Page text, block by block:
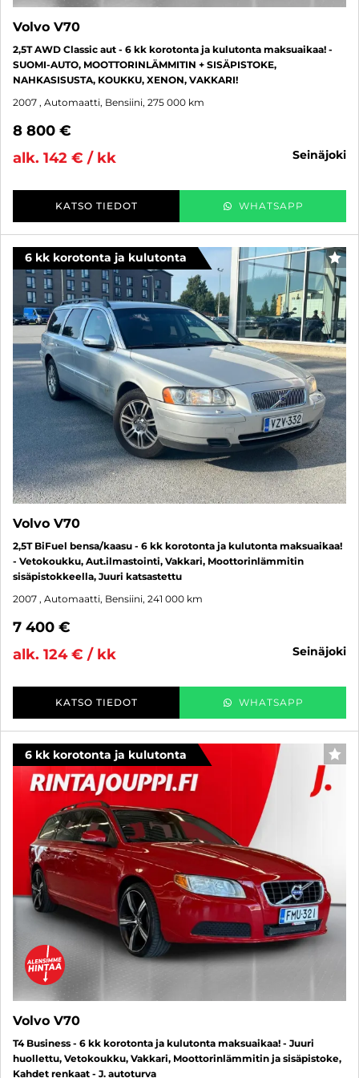
Volvo V70
2,5T AWD Classic aut - 6 kk korotonta ja kulutonta maksuaikaa! -
SUOMI-AUTO, MOOTTORINLÄMMITIN + SISÄPISTOKE,
NAHKASISUSTA, KOUKKU, XENON, VAKKARI!
2007 , Automaatti, Bensiini, 275 000 km
8 800 €
alk. 142 € / kk
seinäjoki
KATSO TIEDOT WHATSAPP
6 kk korotonta ja kulutonta
Volvo V70
2,5T BiFuel bensa/kaasu - 6 kk korotonta ja kulutonta maksuaikaa!
- Vetokoukku, Aut.ilmastointi, Vakkari, Moottorinlämmitin
sisäpistokkeella, Juuri katsastettu
2007 , Automaatti, Bensiini, 241 000 km
7 400 €
alk. 124 € / kk
seinäjoki
KATSO TIEDOT WHATSAPP
6 kk korotonta ja kulutonta
Volvo V70
T4 Business - 6 kk korotonta ja kulutonta maksuaikaa! - Juuri
huollettu, Vetokoukku, Vakkari, Moottorinlämmitin ja sisäpistoke,
Kahdet renkaat - J. autoturva